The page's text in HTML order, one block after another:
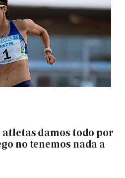
atletas damos todo por
no tenemos nada a